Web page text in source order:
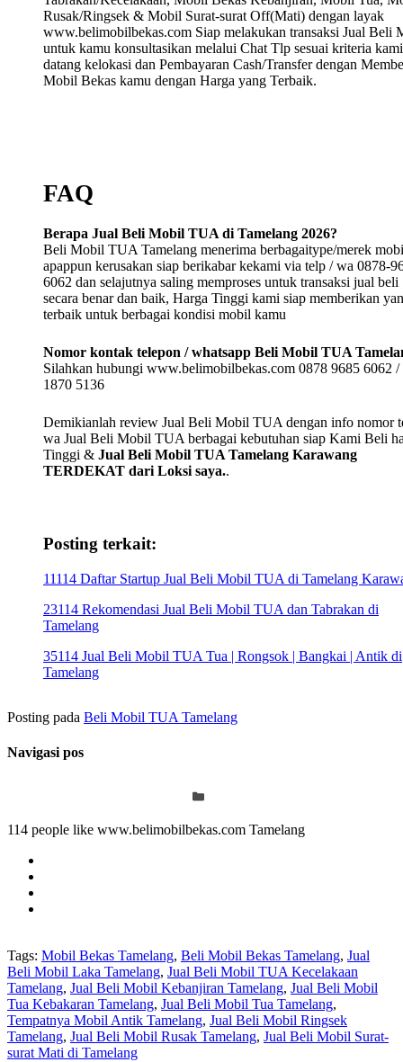
Rusak/Ringsek & Mobil Surat-surat Off(Mati) dengan layak
www.belimobilbekas.com Siap melakukan transaksi Jual Beli
untuk kamu konsultasikan melalui Chat Tlp sesuai kriteria
datang kelokasi dan Pembayaran Cash/Transfer dengan
Mobil Bekas kamu dengan Harga yang Terbaik.
FAQ
Berapa Jual Beli Mobil TUA di Tamelang 2026?
Beli Mobil TUA Tamelang menerima berbagaitype/merek
apappun kerusakan siap berikabar kekami via telp / wa 0878-
6062 dan selajutnya saling memproses untuk transaksi jual beli
secara benar dan baik, Harga Tinggi kami siap memberikan
terbaik untuk berbagai kondisi mobil kamu
Nomor kontak telepon / whatsapp Beli Mobil TUA
Silahkan hubungi www.belimobilbekas.com 0878 9685 6062 /
1870 5136
Demikianlah review Jual Beli Mobil TUA dengan info nomor
wa Jual Beli Mobil TUA berbagai kebutuhan siap Kami Beli
Tinggi & Jual Beli Mobil TUA Tamelang Karawang
TERDEKAT dari Loksi saya..
Posting terkait:
11114 Daftar Startup Jual Beli Mobil TUA di Tamelang
23114 Rekomendasi Jual Beli Mobil TUA dan Tabrakan di
Tamelang
35114 Jual Beli Mobil TUA Tua | Rongsok | Bangkai | Antik di
Tamelang
Posting pada Beli Mobil TUA Tamelang
Navigasi pos
114 people like www.belimobilbekas.com Tamelang
Tags: Mobil Bekas Tamelang, Beli Mobil Bekas Tamelang, Jual
Beli Mobil Laka Tamelang, Jual Beli Mobil TUA Kecelakaan
Tamelang, Jual Beli Mobil Kebanjiran Tamelang, Jual Beli Mobil
Tua Kebakaran Tamelang, Jual Beli Mobil Tua Tamelang,
Tempatnya Mobil Antik Tamelang, Jual Beli Mobil Ringsek
Tamelang, Jual Beli Mobil Rusak Tamelang, Jual Beli Mobil Surat-
surat Mati di Tamelang